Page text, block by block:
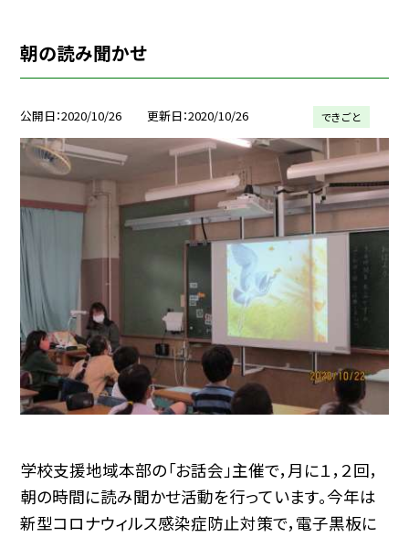
朝の読み聞かせ
公開日 2020/10/26 更新日 2020/10/26 できごと
学校支援地域本部の「お話会」主催で，月に１，２回，
朝の時間に読み聞かせ活動を行っています。今年は
新型コロナウィルス感染症防止対策で，電子黒板に